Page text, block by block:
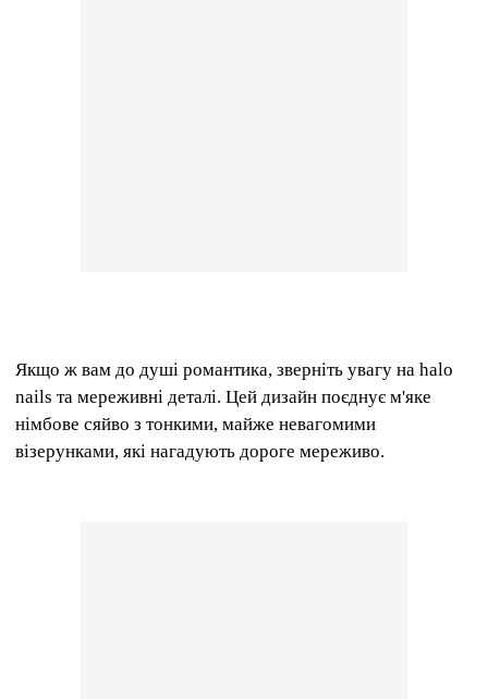
Якщо ж вам до душі романтика, зверніть увагу на halo
nails та мереживні деталі. Цей дизайн поєднує м'яке
німбове сяйво з тонкими, майже невагомими
візерунками, які нагадують дороге мереживо.